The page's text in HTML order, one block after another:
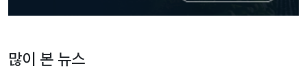
많이 본 뉴스